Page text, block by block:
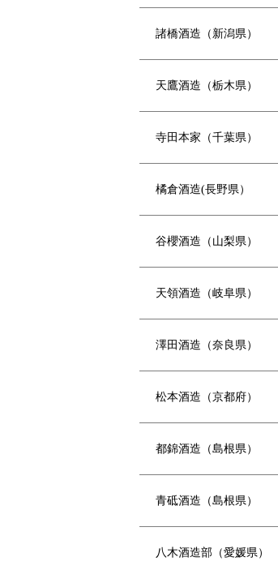
諸橋酒造（新潟県）
天鷹酒造（栃木県）
寺田本家（千葉県）
橘倉酒造(長野県）
谷櫻酒造（山梨県）
天領酒造（岐阜県）
澤田酒造（奈良県）
松本酒造（京都府）
都錦酒造（島根県）
青砥酒造（島根県）
八木酒造部（愛媛県）